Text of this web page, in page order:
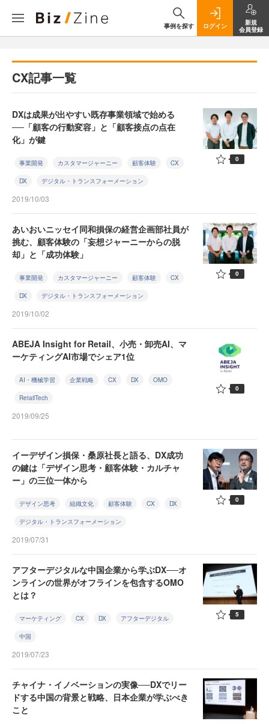
事例を探す ログイン
新規
会員登録
CX記事一覧
DXは成果が出やすい既存事業領域で始める
──「顧客の行動変容」と「顧客接点の点在
化」が鍵
事業開発 カスタマージャーニー 顧客体験 CX
DX デジタル・トランスフォーメーション
2019/10/03
0
あいおいニッセイ同和損保の経営企画部社員が
挑む、顧客体験の「妄想ジャーニーからの脱
却」と「成功体験」
事業開発 カスタマージャーニー 顧客体験 CX
DX デジタル・トランスフォーメーション
2019/10/02
0
ABEJA Insight for Retail、小売・卸売AI、マ
ーケティングAI市場でシェア1位
AI・機械学習 企業戦略 CX DX OMO
RetailTech
2019/09/25
0
イーデザイン損保・桑原社長と語る、DX成功
の鍵は「デザイン思考・顧客体験・カルチャ
ー」の三位一体から
デザイン思考 組織文化 顧客体験 CX DX
デジタル・トランスフォーメーション
2019/07/31
0
アフターデジタルな中国企業から学ぶDX──オ
ンラインの世界がオフラインを包含するOMO
とは？
マーケティング CX DX アフターデジタル
中国
2019/07/23
5
チャイナ・イノベーションの実像──DXでリー
ドする中国の背景と戦略、日本企業が学ぶべき
こと